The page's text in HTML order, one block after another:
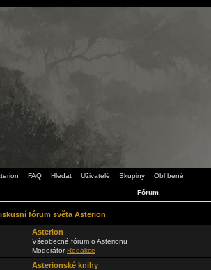
FAQ Hledat Uživatelé Skupiny Oblíbené
Fórum
fórum světa Asterion
Asterion
Všeobecné fórum o Asterionu
ModerátorRedakce
Asterionské knihy